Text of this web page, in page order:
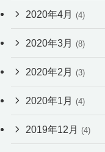
2020年4月 (4)
2020年3月 (8)
2020年2月 (3)
2020年1月 (4)
2019年12月 (4)